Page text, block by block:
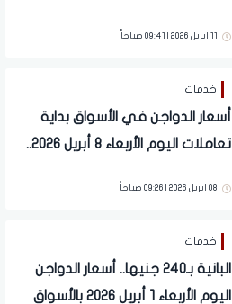
11 ابريل 2026 | 09:41 صباحاً
خدمات
أسعار الدواجن في الأسواق بداية
تعاملات اليوم الأربعاء 8 أبريل 2026..
08 ابريل 2026 | 09:26 صباحاً
خدمات
البانية بـ240 جنيها.. أسعار الدواجن
اليوم الأربعاء 1 أبريل 2026 بالأسواق